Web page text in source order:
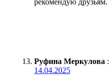
Руфина Меркулова :
14.04.2025